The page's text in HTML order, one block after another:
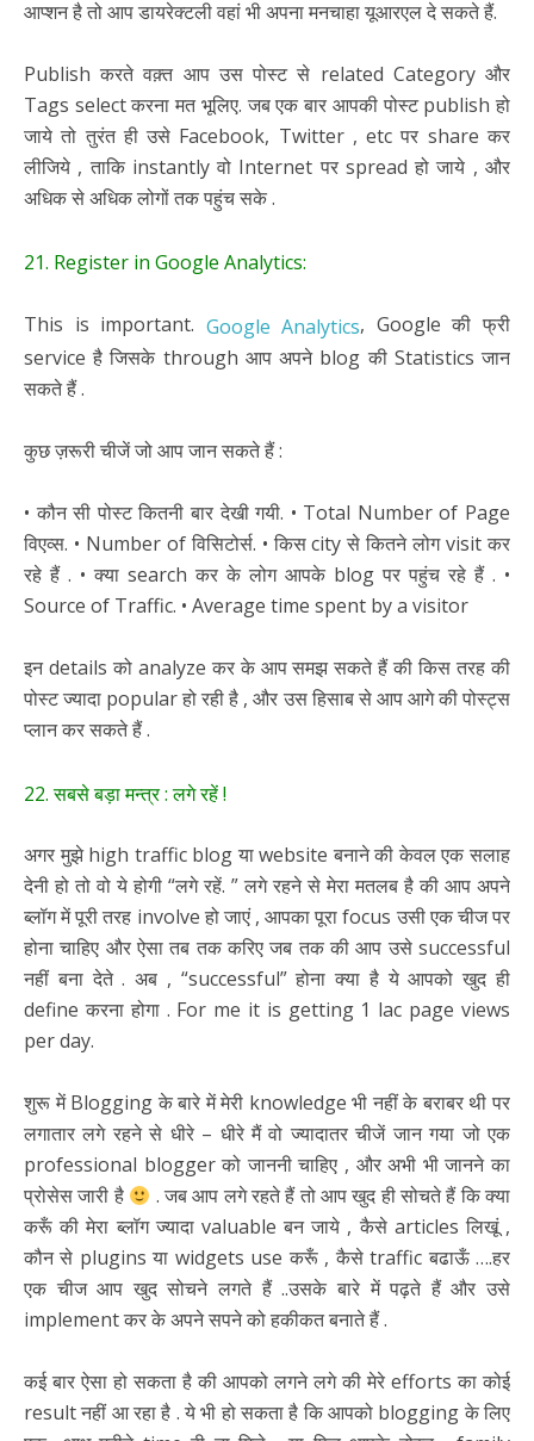
आप्शन है तो आप डायरेक्टली वहां भी अपना मनचाहा यूआरएल दे सकते हैं.
Publish करते वक़्त आप उस पोस्ट से related Category और
Tags select करना मत भूलिए. जब एक बार आपकी पोस्ट publish हो
जाये तो तुरंत ही उसे Facebook, Twitter , etc पर share कर
लीजिये , ताकि instantly वो Internet पर spread हो जाये , और
अधिक से अधिक लोगों तक पहुंच सके .
21. Register in Google Analytics:
This is important. Google Analytics, Google की फ्री
service है जिसके through आप अपने blog की Statistics जान
सकते हैं .
कुछ ज़रूरी चीजें जो आप जान सकते हैं :
• कौन सी पोस्ट कितनी बार देखी गयी. • Total Number of Page
विएव्स. • Number of विसिटोर्स. • किस city से कितने लोग visit कर
रहे हैं . • क्या search कर के लोग आपके blog पर पहुंच रहे हैं . •
Source of Traffic. • Average time spent by a visitor
इन details को analyze कर के आप समझ सकते हैं की किस तरह की
पोस्ट ज्यादा popular हो रही है , और उस हिसाब से आप आगे की पोस्ट्स
प्लान कर सकते हैं .
22. सबसे बड़ा मन्त्र : लगे रहें !
अगर मुझे high traffic blog या website बनाने की केवल एक सलाह
देनी हो तो वो ये होगी “लगे रहें. ” लगे रहने से मेरा मतलब है की आप अपने
ब्लॉग में पूरी तरह involve हो जाएं , आपका पूरा focus उसी एक चीज पर
होना चाहिए और ऐसा तब तक करिए जब तक की आप उसे successful
नहीं बना देते . अब , “successful” होना क्या है ये आपको खुद ही
define करना होगा . For me it is getting 1 lac page views
per day.
शुरू में Blogging के बारे में मेरी knowledge भी नहीं के बराबर थी पर
लगातार लगे रहने से धीरे – धीरे मैं वो ज्यादातर चीजें जान गया जो एक
professional blogger को जाननी चाहिए , और अभी भी जानने का
प्रोसेस जारी है
. जब आप लगे रहते हैं तो आप खुद ही सोचते हैं कि क्या
करूँ की मेरा ब्लॉग ज्यादा valuable बन जाये , कैसे articles लिखूं ,
कौन से plugins या widgets use करूँ , कैसे traffic बढाऊँ ….हर
एक चीज आप खुद सोचने लगते हैं ..उसके बारे में पढ़ते हैं और उसे
implement कर के अपने सपने को हकीकत बनाते हैं .
कई बार ऐसा हो सकता है की आपको लगने लगे की मेरे efforts का कोई
result नहीं आ रहा है . ये भी हो सकता है कि आपको blogging के लिए